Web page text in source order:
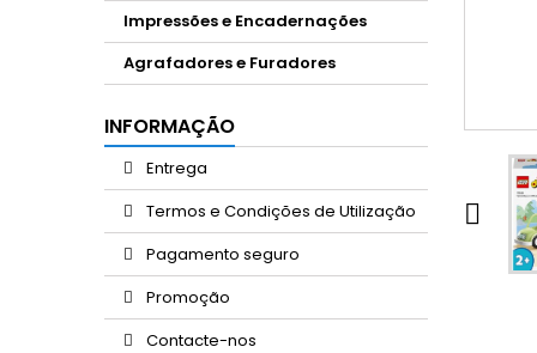
Impressões e Encadernações
Agrafadores e Furadores
INFORMAÇÃO
Entrega
Termos e Condições de Utilização
Pagamento seguro
Promoção
Contacte-nos
